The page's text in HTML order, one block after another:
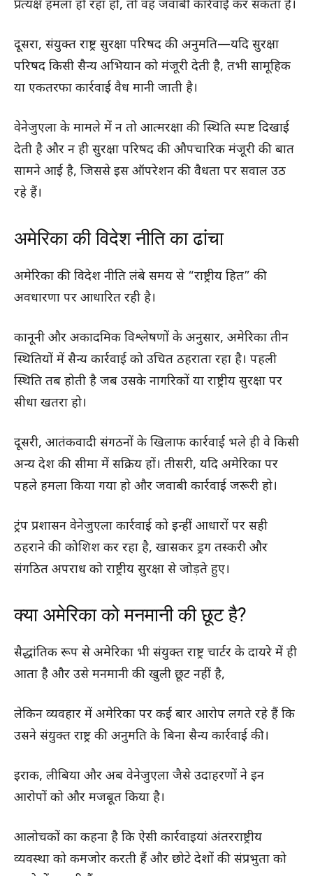
प्रत्यक्ष हमला हो रहा हो, तो वह जवाबी कार्रवाई कर सकता है।
दूसरा, संयुक्त राष्ट्र सुरक्षा परिषद की अनुमति—यदि सुरक्षा
परिषद किसी सैन्य अभियान को मंजूरी देती है, तभी सामूहिक
या एकतरफा कार्रवाई वैध मानी जाती है।
वेनेजुएला के मामले में न तो आत्मरक्षा की स्थिति स्पष्ट दिखाई
देती है और न ही सुरक्षा परिषद की औपचारिक मंजूरी की बात
सामने आई है, जिससे इस ऑपरेशन की वैधता पर सवाल उठ
रहे हैं।
अमेरिका की विदेश नीति का ढांचा
अमेरिका की विदेश नीति लंबे समय से “राष्ट्रीय हित” की
अवधारणा पर आधारित रही है।
कानूनी और अकादमिक विश्लेषणों के अनुसार, अमेरिका तीन
स्थितियों में सैन्य कार्रवाई को उचित ठहराता रहा है। पहली
स्थिति तब होती है जब उसके नागरिकों या राष्ट्रीय सुरक्षा पर
सीधा खतरा हो।
दूसरी, आतंकवादी संगठनों के खिलाफ कार्रवाई भले ही वे किसी
अन्य देश की सीमा में सक्रिय हों। तीसरी, यदि अमेरिका पर
पहले हमला किया गया हो और जवाबी कार्रवाई जरूरी हो।
ट्रंप प्रशासन वेनेजुएला कार्रवाई को इन्हीं आधारों पर सही
ठहराने की कोशिश कर रहा है, खासकर ड्रग तस्करी और
संगठित अपराध को राष्ट्रीय सुरक्षा से जोड़ते हुए।
क्या अमेरिका को मनमानी की छूट है?
सैद्धांतिक रूप से अमेरिका भी संयुक्त राष्ट्र चार्टर के दायरे में ही
आता है और उसे मनमानी की खुली छूट नहीं है,
लेकिन व्यवहार में अमेरिका पर कई बार आरोप लगते रहे हैं कि
उसने संयुक्त राष्ट्र की अनुमति के बिना सैन्य कार्रवाई की।
इराक, लीबिया और अब वेनेजुएला जैसे उदाहरणों ने इन
आरोपों को और मजबूत किया है।
आलोचकों का कहना है कि ऐसी कार्रवाइयां अंतरराष्ट्रीय
व्यवस्था को कमजोर करती हैं और छोटे देशों की संप्रभुता को